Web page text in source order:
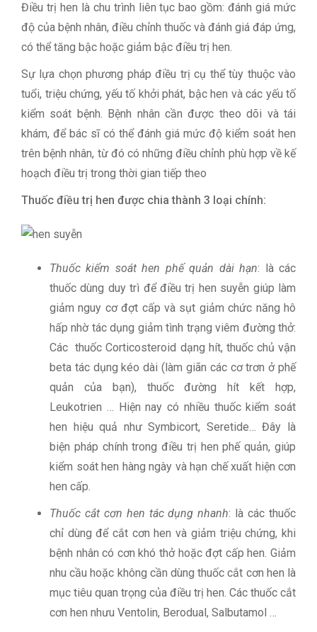
Điều trị hen là chu trình liên tục bao gồm: đánh giá mức
độ của bệnh nhân, điều chỉnh thuốc và đánh giá đáp ứng,
có thể tăng bậc hoặc giảm bậc điều trị hen.
Sự lựa chọn phương pháp điều trị cụ thể tùy thuộc vào
tuổi, triệu chứng, yếu tố khởi phát, bậc hen và các yếu tố
kiểm soát bệnh. Bệnh nhân cần được theo dõi và tái
khám, để bác sĩ có thể đánh giá mức độ kiểm soát hen
trên bệnh nhân, từ đó có những điều chỉnh phù hợp về kế
hoạch điều trị trong thời gian tiếp theo
Thuốc điều trị hen được chia thành 3 loại chính:
Thuốc kiểm soát hen phế quản dài hạn: là các
thuốc dùng duy trì để điều trị hen suyễn giúp làm
giảm nguy cơ đợt cấp và sụt giảm chức năng hô
hấp nhờ tác dụng giảm tình trạng viêm đường thở:
Các thuốc Corticosteroid dạng hít, thuốc chủ vận
beta tác dụng kéo dài (làm giãn các cơ trơn ở phế
quản của bạn), thuốc đường hít kết hợp,
Leukotrien … Hiện nay có nhiều thuốc kiểm soát
hen hiệu quả như Symbicort, Seretide… Đây là
biện pháp chính trong điều trị hen phế quản, giúp
kiểm soát hen hàng ngày và hạn chế xuất hiện cơn
hen cấp.
Thuốc cắt cơn hen tác dụng nhanh: là các thuốc
chỉ dùng để cắt cơn hen và giảm triệu chứng, khi
bệnh nhân có cơn khó thở hoặc đợt cấp hen. Giảm
nhu cầu hoặc không cần dùng thuốc cắt cơn hen là
mục tiêu quan trọng của điều trị hen. Các thuốc cắt
cơn hen nhưu Ventolin, Berodual, Salbutamol …